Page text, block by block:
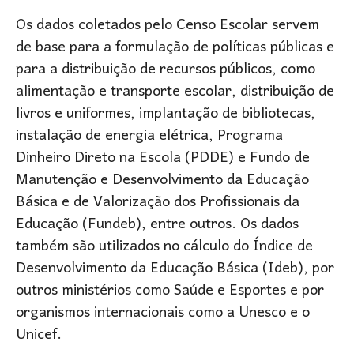
Os dados coletados pelo Censo Escolar servem
de base para a formulação de políticas públicas e
para a distribuição de recursos públicos, como
alimentação e transporte escolar, distribuição de
livros e uniformes, implantação de bibliotecas,
instalação de energia elétrica, Programa
Dinheiro Direto na Escola (PDDE) e Fundo de
Manutenção e Desenvolvimento da Educação
Básica e de Valorização dos Profissionais da
Educação (Fundeb), entre outros. Os dados
também são utilizados no cálculo do Índice de
Desenvolvimento da Educação Básica (Ideb), por
outros ministérios como Saúde e Esportes e por
organismos internacionais como a Unesco e o
Unicef.